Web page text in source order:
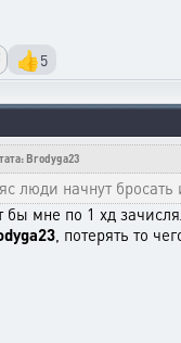
👍5
Brodyga23
люди начнут бросать
бы мне по 1 хд
, потерять то